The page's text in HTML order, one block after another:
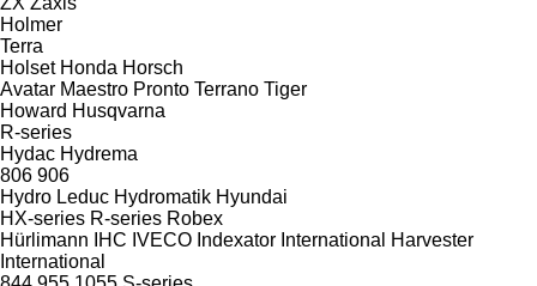
Holmer
Terra
Holset Honda Horsch
Avatar Maestro Pronto Terrano Tiger
Howard Husqvarna
R-series
Hydac Hydrema
806 906
Hydro Leduc Hydromatik Hyundai
HX-series R-series Robex
Hürlimann
IHC IVECO Indexator International Harvester
International